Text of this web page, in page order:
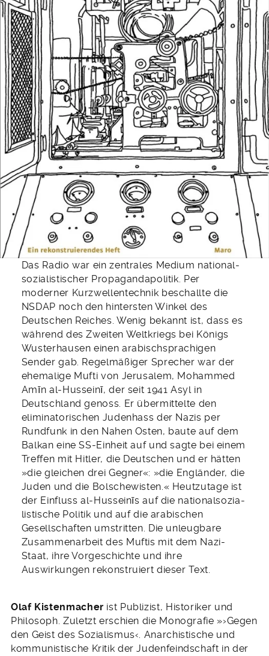
Das Radio war ein zentrales Medium national­
sozialistischer Propagandapolitik. Per
moderner Kurzwellentechnik beschallte die
NSDAP noch den hintersten Winkel des
Deutschen Reiches. Wenig bekannt ist, dass es
während des Zweiten Weltkriegs bei Königs
Wuster­hausen einen arabischsprachigen
Sender gab. Regelmäßiger Sprecher war der
ehemalige Mufti von Jerusalem, Mohammed
Amīn al-Husseinī, der seit 1941 Asyl in
Deutschland genoss. Er übermittelte den
eliminatorischen Judenhass der Nazis per
Rundfunk in den Nahen Osten, baute auf dem
Balkan eine SS-Einheit auf und sagte bei einem
Treffen mit Hitler, die Deutschen und er hätten
»die gleichen drei Gegner«: »die Engländer, die
Juden und die Bolschewisten.« Heutzutage ist
der Einfluss al-Husseinīs auf die national­sozia­
listische Politik und auf die arabischen
Gesellschaften um­stritten. Die unleugbare
Zusammenarbeit des Muftis mit dem Nazi-
Staat, ihre Vorgeschichte und ihre
Auswirkungen rekon­struiert dieser Text.
Olaf Kistenmacher ist Publizist, Historiker und
Philosoph. Zuletzt erschien die Monografie »›Gegen
den Geist des Sozialismus‹. Anarchistische und
kommunistische Kritik der Judenfeindschaft in der